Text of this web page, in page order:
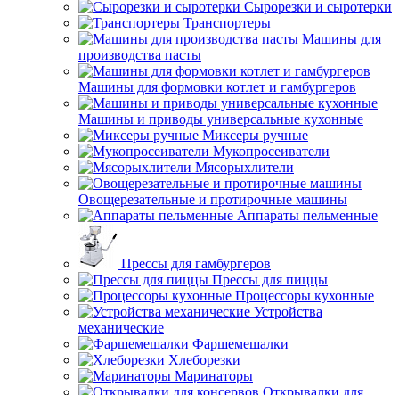
Сырорезки и сыротерки
Транспортеры
Машины для
производства пасты
Машины для формовки котлет и гамбургеров
Машины и приводы универсальные кухонные
Миксеры ручные
Мукопросеиватели
Мясорыхлители
Овощерезательные и протирочные машины
Аппараты пельменные
Прессы для гамбургеров
Прессы для пиццы
Процессоры кухонные
Устройства
механические
Фаршемешалки
Хлеборезки
Маринаторы
Открывалки для